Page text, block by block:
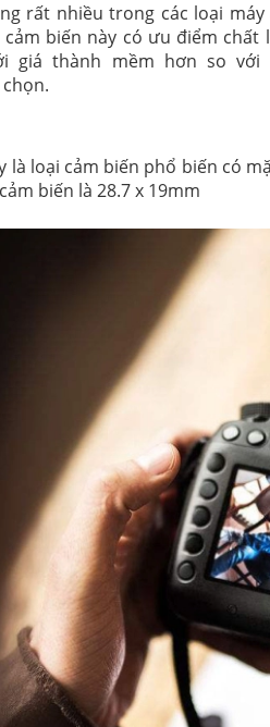
rất nhiều trong các loại
cảm biến này có ưu điểm
giá thành mềm hơn so
là loại cảm biến phổ biến có
biến là 28.7 x 19mm